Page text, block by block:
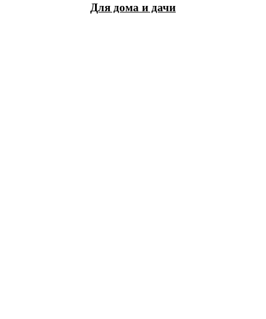
Для дома и дачи